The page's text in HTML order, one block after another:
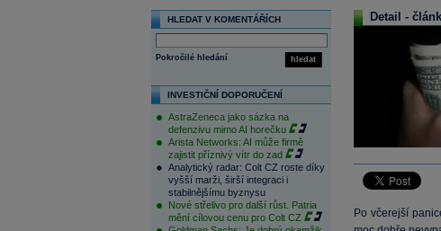
HLEDAT V KOMENTÁŘÍCH
hledat
Pokročilé hledání
INVESTIČNÍ DOPORUČENÍ
AstraZeneca jako sázka na
defenzivu mimo AI horečku
Arista Networks: AI může firmě
zajistit příznivý vítr do zad
Analytický radar: Colt CZ roste díky
vyšší marži, širší integraci i
stabilnějšímu byznysu
Nové střelivo pro další růst. Patria
mění cílovou cenu pro Colt CZ
Detail -
Po včerejší